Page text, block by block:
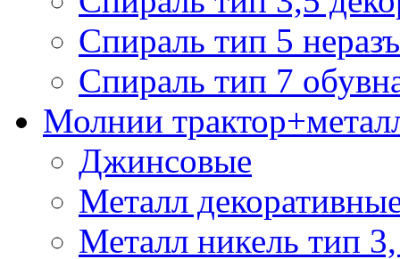
Спираль тип 5
Спираль тип 7
Молнии
Джинсовые
Металл
Металл никель тип